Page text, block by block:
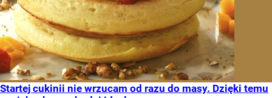
Startej cukinii nie wrzucam od razu do masy. Dzięki temu